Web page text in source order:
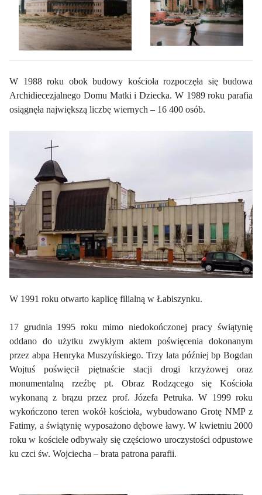
W 1988 roku obok budowy kościoła rozpoczęła się budowa
Archidiecezjalnego Domu Matki i Dziecka. W 1989 roku parafia
osiągnęła największą liczbę wiernych – 16 400 osób.
W 1991 roku otwarto kaplicę filialną w Łabiszynku.
17 grudnia 1995 roku mimo niedokończonej pracy świątynię
oddano do użytku zwykłym aktem poświęcenia dokonanym
przez abpa Henryka Muszyńskiego. Trzy lata później bp Bogdan
Wojtuś poświęcił piętnaście stacji drogi krzyżowej oraz
monumentalną rzeźbę pt. Obraz Rodzącego się Kościoła
wykonaną z brązu przez prof. Józefa Petruka. W 1999 roku
wykończono teren wokół kościoła, wybudowano Grotę NMP z
Fatimy, a świątynię wyposażono dębowe ławy. W kwietniu 2000
roku w kościele odbywały się częściowo uroczystości odpustowe
ku czci św. Wojciecha – brata patrona parafii.